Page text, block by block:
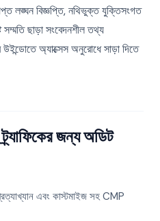
লঙ্ঘন বিজ্ঞপ্তি, নথিভুক্ত যুক্তিসংগত
সম্মতি ছাড়া সংবেদনশীল তথ্য
অ্যাক্সেস অনুরোধে সাড়া দিতে
জন্য অডিট
এবং কাস্টমাইজ সহ CMP